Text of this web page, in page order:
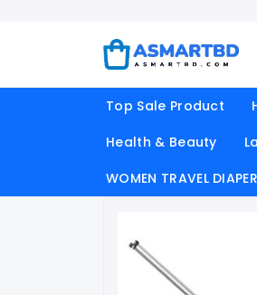
Top Sale Product
Health & Beauty
WOMEN TRAVEL